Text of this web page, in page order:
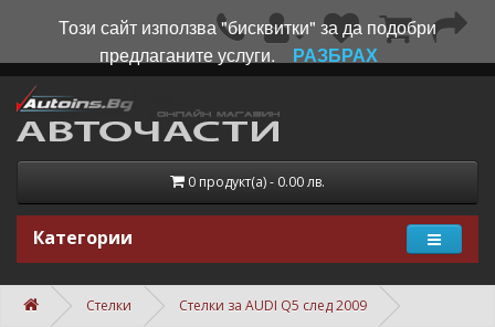
0 продукт(а) - 0.00 лв.
Категории
Стелки Стелки за AUDI Q5 след 2009
Този сайт използва "бисквитки" за да подобри
предлаганите услуги.
РАЗБРАХ